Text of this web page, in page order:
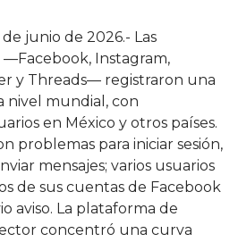
junio de 2026.- Las
Instagram,
y Threads— registraron una
nivel mundial, con
en México y otros países.
problemas para iniciar sesión,
mensajes; varios usuarios
de sus cuentas de Facebook
aviso. La plataforma de
concentró una curva